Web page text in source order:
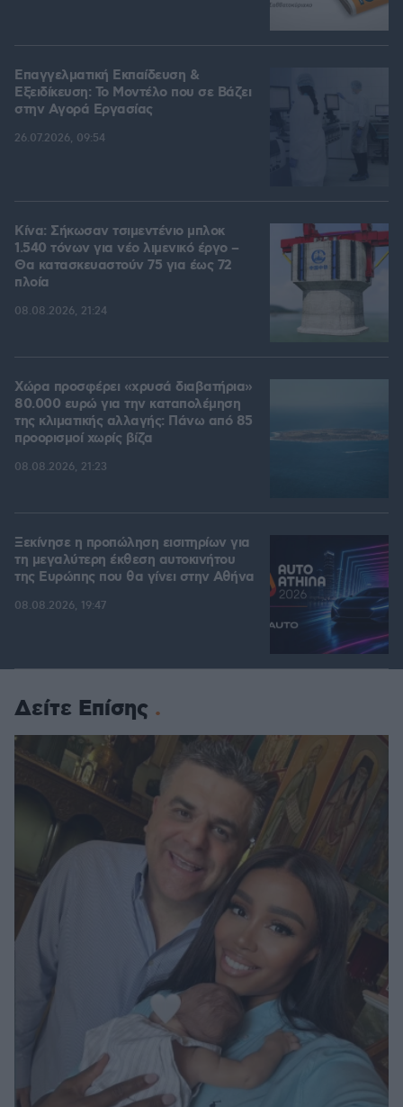
Επαγγελματική Εκπαίδευση &
Εξειδίκευση: Το Mοντέλο που σε Bάζει
στην Aγορά Eργασίας
26.07.2026, 09:54
Κίνα: Σήκωσαν τσιμεντένιο μπλοκ
1.540 τόνων για νέο λιμενικό έργο –
Θα κατασκευαστούν 75 για έως 72
πλοία
08.08.2026, 21:24
Χώρα προσφέρει «χρυσά διαβατήρια»
80.000 ευρώ για την καταπολέμηση
της κλιματικής αλλαγής: Πάνω από 85
προορισμοί χωρίς βίζα
08.08.2026, 21:23
Ξεκίνησε η προπώληση εισιτηρίων για
τη μεγαλύτερη έκθεση αυτοκινήτου
της Ευρώπης που θα γίνει στην Αθήνα
08.08.2026, 19:47
Δείτε Επίσης